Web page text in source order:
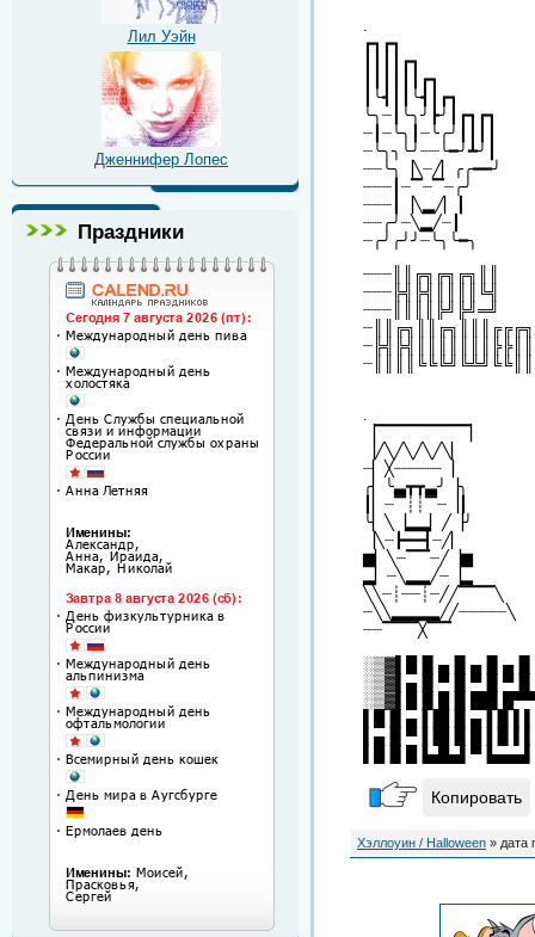
Лил Уэйн
Дженнифер Лопес
Праздники
┏┓┏┓
┃┃┃┃┏┓
┃┃┃┃┃┃┏┓
┃╰┫┃┃╰┫┃┏┓
╰╮┈┃╰╮╯┣╯┃┏┓┏┓
┈┃┈╰╮┃┈╰╭╯┃┃┃┃
┈╰╮╮╰╯┈┈╰━╯┻╯┃
┈┈╰╮▕╲┈╱▏╭╭━━╯
┈┈┈┃┈▔┈▔┈╭╯
┈┈┈┃▕╲▂╱▏┃
┈┈╭╯┈╲▂╱┈┃
┈╭╯╭╯╯┈╰╮╰━╮
┈┈┈║║╔╗╔╗╔╗║║
┈┈┈╠╣╠╣║║║║╚╣
┈┈┈║║║║╠╝╠╝═╝
┈║║╔╗║║╔╗║║║╔╔╔╗
┈╠╣╠╣║║║║║║║╠╠║║
┈║║║║╚╚╚╝╚╩╝╚╚║║
.
▕▔▔▔▔▔▔▔▔▏
▕╱╲╱╲╱╲╱╲▏
┈▏╳┈┈┈┈┈▕
╭▏╰▃┳┳▃╯▕╮
┃▏┈▔┊┊▔┈▕┃
╰▏╲▕▂▂▏╱▕╯
▕╲┈┣━━┫┈╱▏
▆▏╲┈▔▔┈╱▕▆
▂▏┈╲▂▂╱┈▕▂
╲╲┈┊┈┈┊┈╱╱▔▔▔╲
┈╲╲▂▂▂▂╱╱┈┈┈┈┈╲
┈┈▔▔▔╳▔▔
Копировать
Хэллоуин / Halloween » дата